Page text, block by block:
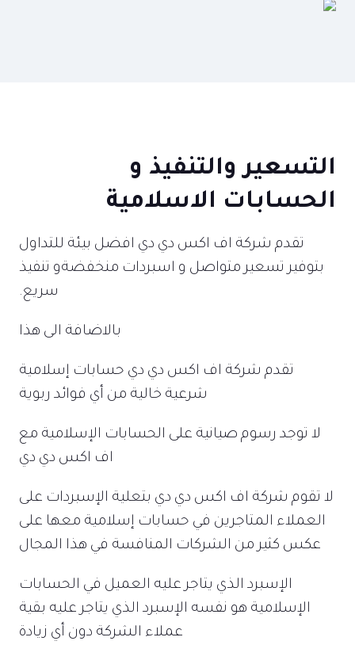
التسعير والتنفيذ و
الحسابات الاسلامية
تقدم شركة اف اكس دي دي افضل بيئة للتداول
بتوفير تسعير متواصل و اسبردات منخفضةو تنفيذ
سريع.
بالاضافة الى هذا
تقدم شركة اف اكس دي دي حسابات إسلامية
شرعية خالية من أي فوائد ربوية
لا توجد رسوم صيانية على الحسابات الإسلامية مع
اف اكس دي دي
لا تقوم شركة اف اكس دي دي بتعلية الإسبردات على
العملاء المتاجرين في حسابات إسلامية معها على
عكس كثير من الشركات المنافسة في هذا المجال
الإسبرد الذي يتاجر عليه العميل في الحسابات
الإسلامية هو نفسه الإسبرد الذي يتاجر عليه بقية
عملاء الشركة دون أي زيادة